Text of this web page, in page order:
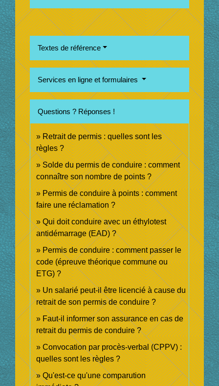
Textes de référence
Services en ligne et formulaires
Questions ? Réponses !
Retrait de permis : quelles sont les
règles ?
Solde du permis de conduire : comment
connaître son nombre de points ?
Permis de conduire à points : comment
faire une réclamation ?
Qui doit conduire avec un éthylotest
antidémarrage (EAD) ?
Permis de conduire : comment passer le
code (épreuve théorique commune ou
ETG) ?
Un salarié peut-il être licencié à cause du
retrait de son permis de conduire ?
Faut-il informer son assurance en cas de
retrait du permis de conduire ?
Convocation par procès-verbal (CPPV) :
quelles sont les règles ?
Qu'est-ce qu'une comparution